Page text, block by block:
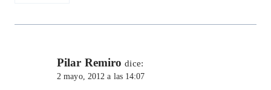
Pilar Remiro dice:
2 mayo, 2012 a las 14:07